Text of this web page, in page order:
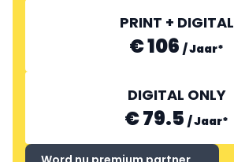
PRINT + DIGITAL
€ 106 /Jaar*
DIGITAL ONLY
€ 79.5 /Jaar*